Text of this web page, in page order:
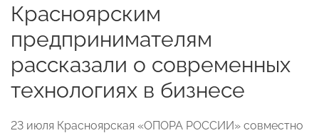
Красноярским
предпринимателям
рассказали о современных
технологиях в бизнесе
23 июля Красноярская «ОПОРА РОССИИ» совместно